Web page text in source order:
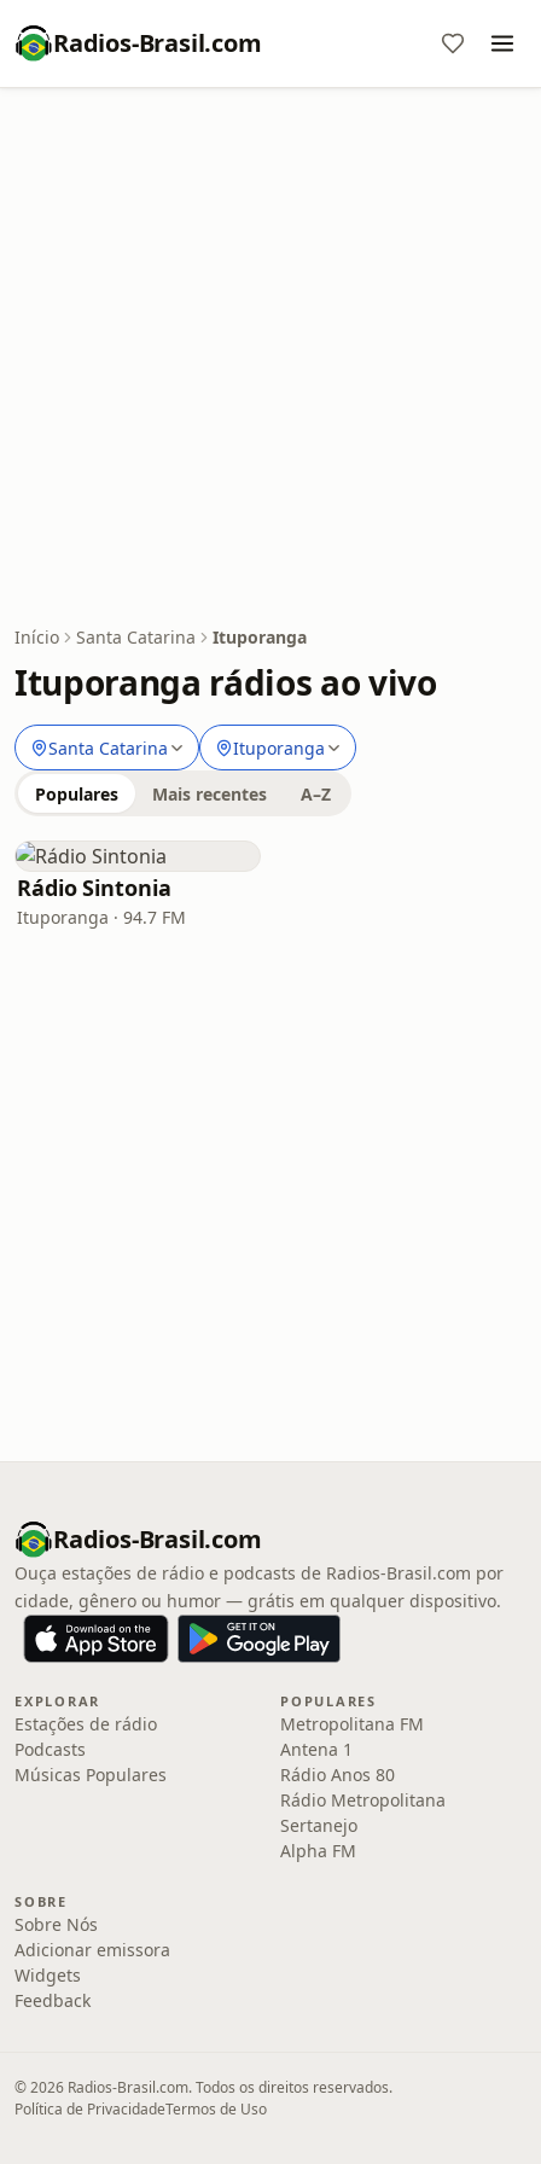
Radios-Brasil.com
Início Santa Catarina Ituporanga
Ituporanga rádios ao vivo
Santa Catarina Ituporanga
Populares Mais recentes A–Z
Rádio Sintonia
Ituporanga · 94.7 FM
Radios-Brasil.com
Ouça estações de rádio e podcasts de Radios-Brasil.com por
cidade, gênero ou humor — grátis em qualquer dispositivo.
EXPLORAR
Estações de rádio
Podcasts
Músicas Populares
POPULARES
Metropolitana FM
Antena 1
Rádio Anos 80
Rádio Metropolitana
Sertanejo
Alpha FM
SOBRE
Sobre Nós
Adicionar emissora
Widgets
Feedback
© 2026 Radios-Brasil.com. Todos os direitos reservados.
Política de PrivacidadeTermos de Uso